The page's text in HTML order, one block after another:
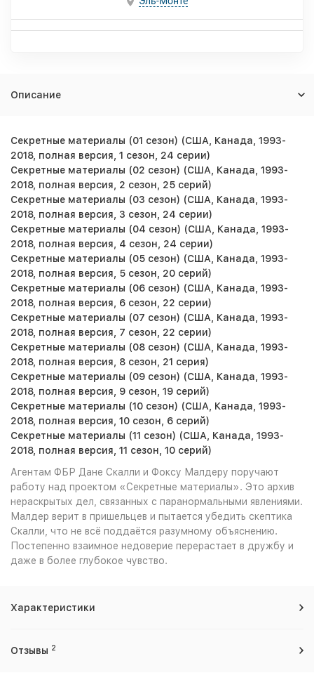
Описание
Секретные материалы (01 сезон) (США, Канада, 1993-
2018, полная версия, 1 сезон, 24 серии)
Секретные материалы (02 сезон) (США, Канада, 1993-
2018, полная версия, 2 сезон, 25 серий)
Секретные материалы (03 сезон) (США, Канада, 1993-
2018, полная версия, 3 сезон, 24 серии)
Секретные материалы (04 сезон) (США, Канада, 1993-
2018, полная версия, 4 сезон, 24 серии)
Секретные материалы (05 сезон) (США, Канада, 1993-
2018, полная версия, 5 сезон, 20 серий)
Секретные материалы (06 сезон) (США, Канада, 1993-
2018, полная версия, 6 сезон, 22 серии)
Секретные материалы (07 сезон) (США, Канада, 1993-
2018, полная версия, 7 сезон, 22 серии)
Секретные материалы (08 сезон) (США, Канада, 1993-
2018, полная версия, 8 сезон, 21 серия)
Секретные материалы (09 сезон) (США, Канада, 1993-
2018, полная версия, 9 сезон, 19 серий)
Секретные материалы (10 сезон) (США, Канада, 1993-
2018, полная версия, 10 сезон, 6 серий)
Секретные материалы (11 сезон) (США, Канада, 1993-
2018, полная версия, 11 сезон, 10 серий)
Агентам ФБР Дане Скалли и Фоксу Малдеру поручают
работу над проектом «Секретные материалы». Это архив
нераскрытых дел, связанных с паранормальными явлениями.
Малдер верит в пришельцев и пытается убедить скептика
Скалли, что не всё поддаётся разумному объяснению.
Постепенно взаимное недоверие перерастает в дружбу и
даже в более глубокое чувство.
Характеристики
Отзывы 2